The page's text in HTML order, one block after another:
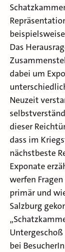
Das
dabei um
Neuzeit
dieser
dass im
nächstbeste
Exponate
werfen
primär und
Salzburg
Untergeschoß
bei